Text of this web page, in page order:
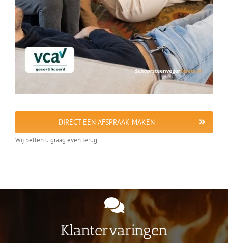
DIRECT EEN AFSPRAAK MAKEN
Wij bellen u graag even terug
Klantervaringen